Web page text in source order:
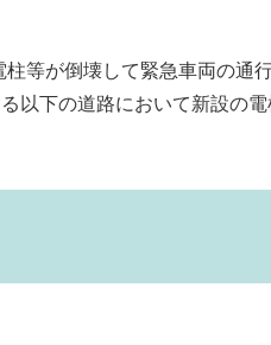
等が倒壊して緊急車両の通
以下の道路において新設の